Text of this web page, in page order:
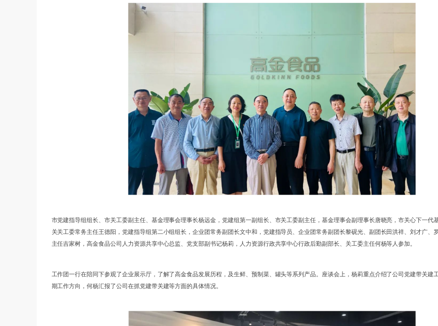
市党建指导组组长、市关工委副主任、基金理事会理事长杨远金，党建组第一副组长、市关工委副主任，基金理事会副理事长唐晓亮，市关心下一代
关关工委常务主任王德阳，党建指导组第二小组组长，企业团常务副团长文中和，党建指导员、企业团常务副团长黎砚光、副团长田洪祥、刘才广、
主任吉家树，高金食品公司人力资源共享中心总监、党支部副书记杨莉，人力资源行政共享中心行政后勤副部长、关工委主任何杨等人参加。
工作团一行在陪同下参观了企业展示厅，了解了高金食品发展历程，及生鲜、预制菜、罐头等系列产品。座谈会上，杨莉重点介绍了公司党建带关建
期工作方向，何杨汇报了公司在抓党建带关建等方面的具体情况。